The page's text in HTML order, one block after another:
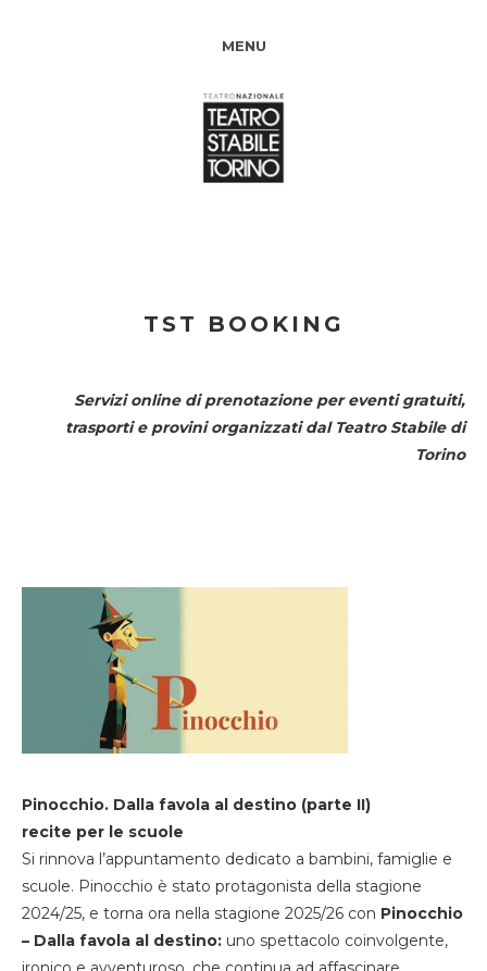
MENU
TST BOOKING
Servizi online di prenotazione per eventi gratuiti,
trasporti e provini organizzati dal Teatro Stabile di
Torino
Pinocchio. Dalla favola al destino (parte II)
recite per le scuole
Si rinnova l’appuntamento dedicato a bambini, famiglie e
scuole. Pinocchio è stato protagonista della stagione
2024/25, e torna ora nella stagione 2025/26 con Pinocchio
– Dalla favola al destino: uno spettacolo coinvolgente,